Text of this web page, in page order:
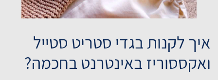
איך לקנות בגדי סטריט סטייל
ואקססוריז באינטרנט בחכמה?